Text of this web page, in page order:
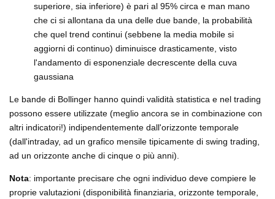
superiore, sia inferiore) è pari al 95% circa e man mano
che ci si allontana da una delle due bande, la probabilità
che quel trend continui (sebbene la media mobile si
aggiorni di continuo) diminuisce drasticamente, visto
l'andamento di esponenziale decrescente della cuva
gaussiana
Le bande di Bollinger hanno quindi validità statistica e nel trading
possono essere utilizzate (meglio ancora se in combinazione con
altri indicatori!) indipendentemente dall'orizzonte temporale
(dall'intraday, ad un grafico mensile tipicamente di swing trading,
ad un orizzonte anche di cinque o più anni).
Nota: importante precisare che ogni individuo deve compiere le
proprie valutazioni (disponibilità finanziaria, orizzonte temporale,